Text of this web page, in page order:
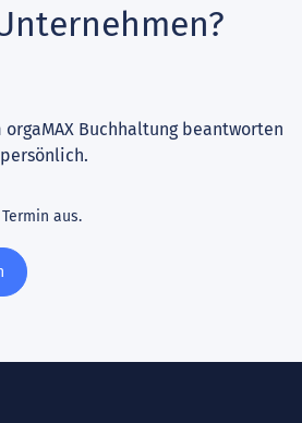
orgaMAX Buchhaltung beantworten
aus.